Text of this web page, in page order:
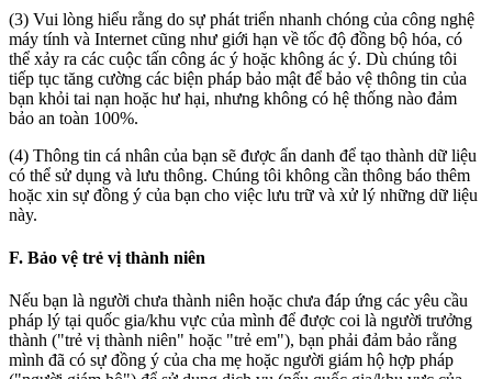
(3) Vui lòng hiểu rằng do sự phát triển nhanh chóng của công nghệ
máy tính và Internet cũng như giới hạn về tốc độ đồng bộ hóa, có
thể xảy ra các cuộc tấn công ác ý hoặc không ác ý. Dù chúng tôi
tiếp tục tăng cường các biện pháp bảo mật để bảo vệ thông tin của
bạn khỏi tai nạn hoặc hư hại, nhưng không có hệ thống nào đảm
bảo an toàn 100%.
(4) Thông tin cá nhân của bạn sẽ được ẩn danh để tạo thành dữ liệu
có thể sử dụng và lưu thông. Chúng tôi không cần thông báo thêm
hoặc xin sự đồng ý của bạn cho việc lưu trữ và xử lý những dữ liệu
này.
F. Bảo vệ trẻ vị thành niên
Nếu bạn là người chưa thành niên hoặc chưa đáp ứng các yêu cầu
pháp lý tại quốc gia/khu vực của mình để được coi là người trưởng
thành ("trẻ vị thành niên" hoặc "trẻ em"), bạn phải đảm bảo rằng
mình đã có sự đồng ý của cha mẹ hoặc người giám hộ hợp pháp